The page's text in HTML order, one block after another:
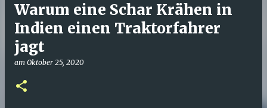
Warum eine Schar Krähen in
Indien einen Traktorfahrer
jagt
am Oktober 25, 2020